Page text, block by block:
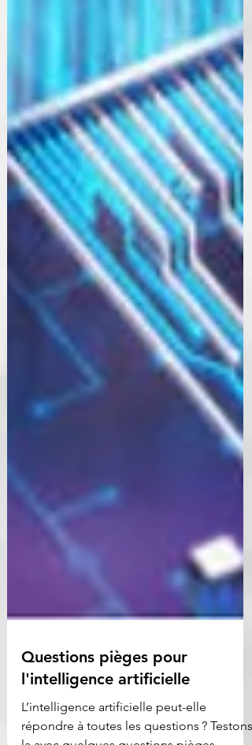
Questions pièges pour
l'intelligence artificielle
L’intelligence artificielle peut-elle